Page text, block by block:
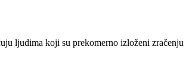
ljudima koji su prekomerno izloženi